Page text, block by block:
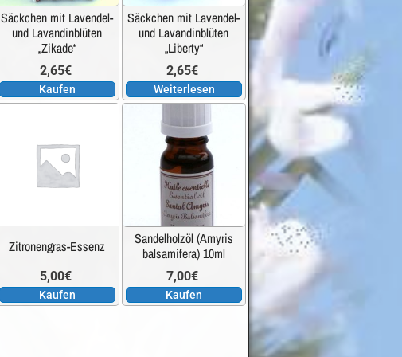
Säckchen mit Lavendel-
und Lavandinblüten
„Zikade“
2,65€
Kaufen
Säckchen mit Lavendel-
und Lavandinblüten
„Liberty“
2,65€
Weiterlesen
Zitronengras-Essenz
5,00€
Kaufen
Sandelholzöl (Amyris
balsamifera) 10ml
7,00€
Kaufen